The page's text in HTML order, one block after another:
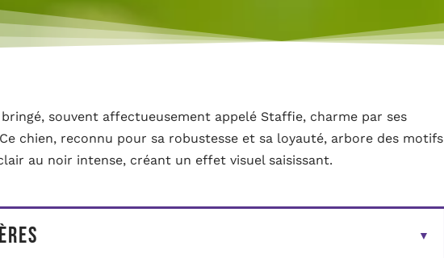
souvent affectueusement appelé Staffie, charme par ses
chien, reconnu pour sa robustesse et sa loyauté, arbore des motifs
au noir intense, créant un effet visuel saisissant.